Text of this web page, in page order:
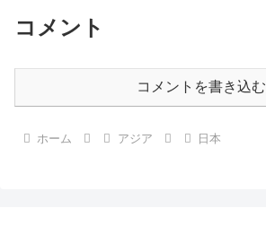
コメント
コメントを書き込む
ホーム アジア 日本